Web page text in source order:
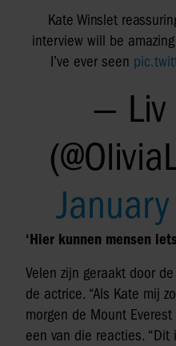
Kate Winslet
interview will be
I’ve ever seen
— Liv
‘Hier kunnen mensen
Velen zijn geraakt door
de actrice. “Als Kate mij
morgen de Mount
een van die reacties.